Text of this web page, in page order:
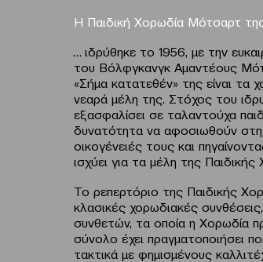
Η Παιδική Χορωδία Μότσαρτ της
… ιδρύθηκε το 1956, με την
του Bόλφγκανγκ Αμαντέους
«Σήμα κατατεθέν» της είναι τα
νεαρά μέλη της. Στόχος του
εξασφαλίσει σε ταλαντούχα
δυνατότητα να αφοσιωθούν
οικογένειές τους και
ισχύει για τα μέλη της
Το ρεπερτόριο της Παιδικής
κλασικές χορωδιακές
συνθετών, τα οποία η Χορωδία
σύνολο έχει πραγματοποιήσει
τακτικά με φημισμένους